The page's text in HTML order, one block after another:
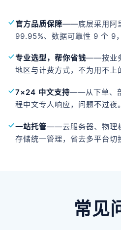
官方品质保障——底层采用阿
99.95%、数据可靠性 9 个 9
专业选型，帮你省钱——按业
地区与计费方式，不为用不上
7×24 中文支持——从下单、
程中文专人响应，问题不过夜。
一站托管——云服务器、物理
存储统一管理，省去多平台切
常见